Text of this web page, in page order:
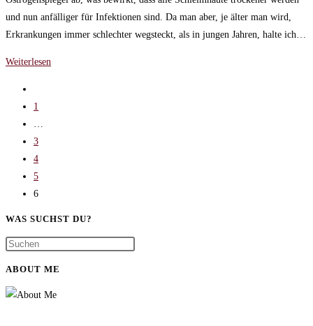
und nun anfälliger für Infektionen sind. Da man aber, je älter man wird,
Erkrankungen immer schlechter wegsteckt, als in jungen Jahren, halte ich…
Weiterlesen
zur
Seite
1
3
4
5
6
WAS SUCHST DU?
ABOUT ME